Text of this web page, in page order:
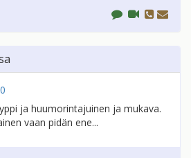
ja huumorintajuinen ja mukava.
vaan pidän ene...